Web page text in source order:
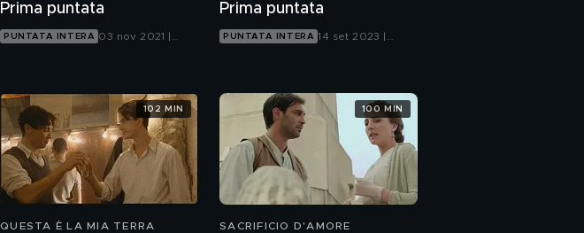
Prima puntata
PUNTATA INTERA 03 nov 2021 |
Prima puntata
PUNTATA INTERA 14 set 2023 |
QUESTA È LA MIA TERRA
102 MIN
SACRIFICIO D'AMORE
100 MIN